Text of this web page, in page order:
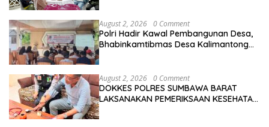
August 2, 2026 0 Comment
Polri Hadir Kawal Pembangunan Desa,
Bhabinkamtibmas Desa Kalimantong
August 2, 2026 0 Comment
DOKKES POLRES SUMBAWA BARAT
LAKSANAKAN PEMERIKSAAN KESEHATAN